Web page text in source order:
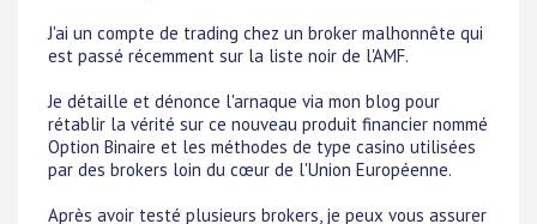
J'ai un compte de trading chez un broker malhonnête qui
est passé récemment sur la liste noir de l'AMF.
Je détaille et dénonce l'arnaque via mon blog pour
rétablir la vérité sur ce nouveau produit financier nommé
Option Binaire et les méthodes de type casino utilisées
par des brokers loin du cœur de l'Union Européenne.
Après avoir testé plusieurs brokers, je peux vous assurer